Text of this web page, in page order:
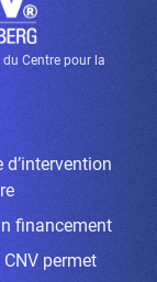
Centre pour la
d’intervention
financement
CNV permet